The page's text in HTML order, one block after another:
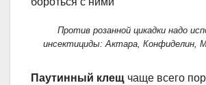
Против розанной цикадки надо
инсектициды: Актара, Конфиделин,
Паутинный клещ чаще всего